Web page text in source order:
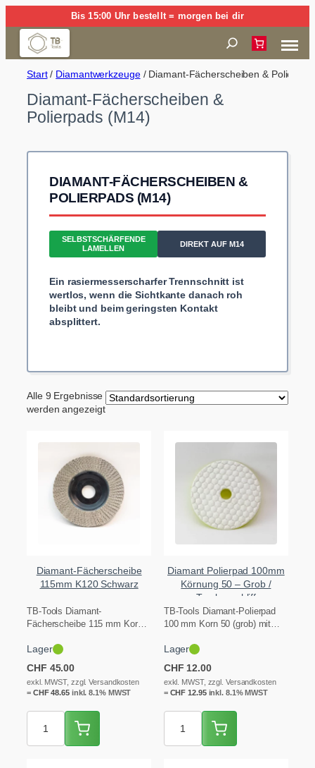
Inhalt
springen
Bis 15:00 Uhr bestellt = morgen bei dir
Suchen
Start/ Diamantwerkzeuge/ Diamant-Fächerscheiben &
Diamant-Fächerscheiben &
Polierpads (M14)
DIAMANT-FÄCHERSCHEIBEN &
POLIERPADS (M14)
SELBSTSCHÄRFENDE
LAMELLEN
DIREKT AUF M14
Ein rasiermesserscharfer Trennschnitt ist
wertlos, wenn die Sichtkante danach roh
bleibt und beim geringsten Kontakt
absplittert.
Alle 9 Ergebnisse
werden angezeigt
Diamant-Fächerscheibe
115mm K120 Schwarz
TB-Tools Diamant-
Fächerscheibe 115 mm Korn
selbstschärfenden Lamellen,
direkt auf M14. Zum…
Lager
CHF 45.00
exkl. MWST, zzgl. Versandkosten
= CHF48.65inkl. 8.1% MWST
Diamant Polierpad 100mm
Körnung 50 – Grob /
Trockenschliff
TB-Tools Diamant-Polierpad
100 mm Korn 50 (grob) mit
Aufnahmeteller. Zum
Schleifen…
Lager
CHF 12.00
exkl. MWST, zzgl. Versandkosten
= CHF 12.95inkl. 8.1% MWST